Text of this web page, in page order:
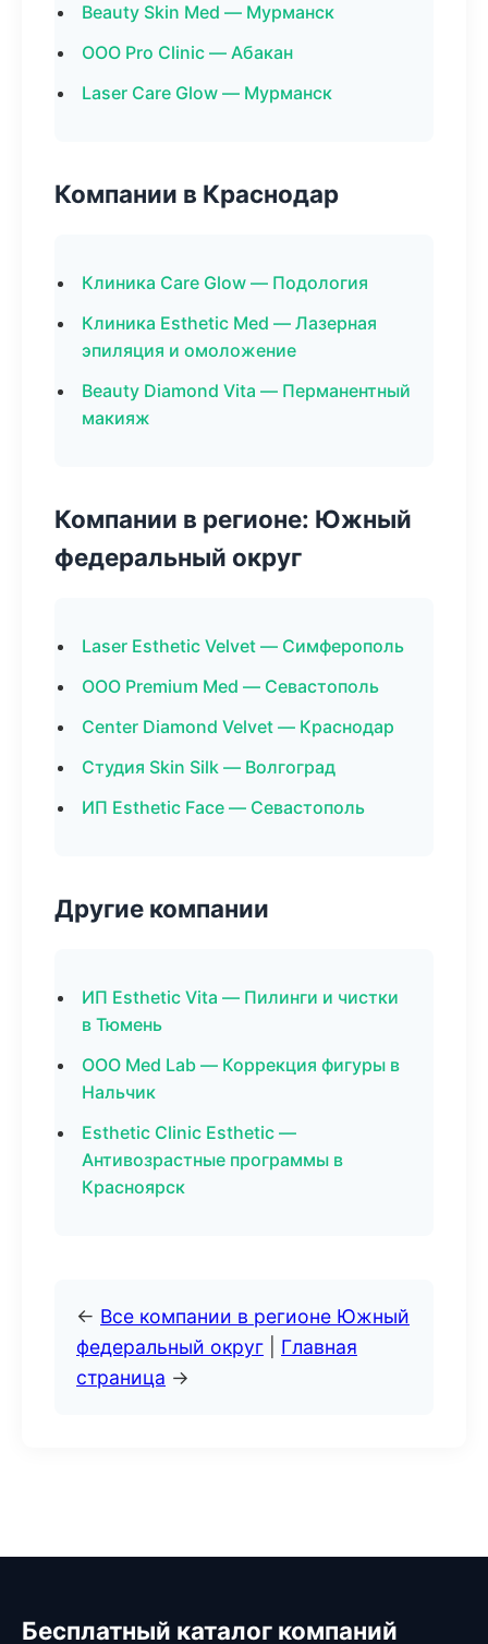
Beauty Skin Med — Мурманск
ООО Pro Clinic — Абакан
Laser Care Glow — Мурманск
Компании в Краснодар
Клиника Care Glow — Подология
Клиника Esthetic Med — Лазерная
эпиляция и омоложение
Beauty Diamond Vita — Перманентный
макияж
Компании в регионе: Южный
федеральный округ
Laser Esthetic Velvet — Симферополь
ООО Premium Med — Севастополь
Center Diamond Velvet — Краснодар
Студия Skin Silk — Волгоград
ИП Esthetic Face — Севастополь
Другие компании
ИП Esthetic Vita — Пилинги и чистки
в Тюмень
ООО Med Lab — Коррекция фигуры в
Нальчик
Esthetic Clinic Esthetic —
Антивозрастные программы в
Красноярск
← Все компании в регионе Южный
федеральный округ
Главная
страница →
Бесплатный каталог компаний